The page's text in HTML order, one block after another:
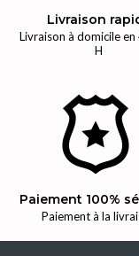
Livraison
Livraison à domicile en
H
Paiement 100%
Paiement à la